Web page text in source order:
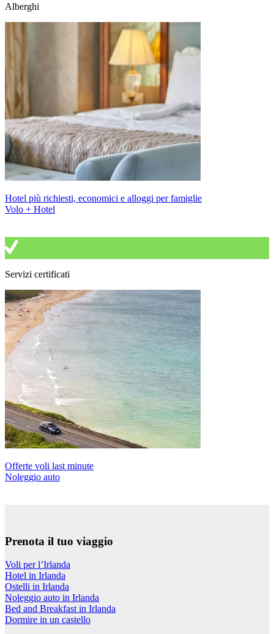
Alberghi
Hotel più richiesti, economici e alloggi per famiglie
Volo + Hotel
Servizi certificati
Offerte voli last minute
Noleggio auto
Prenota il tuo viaggio
Voli per l’Irlanda
Hotel in Irlanda
Ostelli in Irlanda
Noleggio auto in Irlanda
Bed and Breakfast in Irlanda
Dormire in un castello